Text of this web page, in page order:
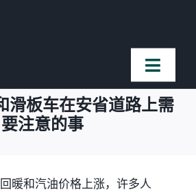
Toggle
滑板车在安省道路上需
要注意的事
暖和汽油价格上涨，许多人